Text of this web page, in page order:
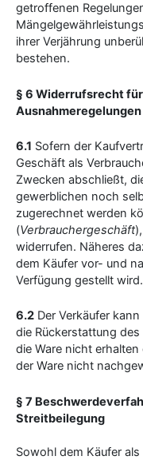
getroffenen
ihrer Verjährung
bestehen.
§ 6 Widerrufsrecht
Ausnahmeregelungen
6.1 Sofern der
Geschäft als
Zwecken abschließt,
gewerblichen noch
zugerechnet werden
(Verbrauchergeschäft
widerrufen. Näheres
dem Käufer vor- und
Verfügung gestellt wird.
6.2 Der Verkäufer
die Rückerstattung
die Ware nicht
der Ware nicht
§ 7
Streitbeilegung
Sowohl dem Käufer